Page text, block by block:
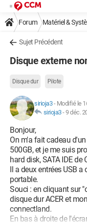
Forum Matériel &
Sujet Précédent
Disque externe
Disque dur Pilote
sirioja3- Modifié le
sirioja3-9 déc.
Bonjour,
On m'a fait cadeau
500GB, et je me suis
hard disk, SATA IDE de
Il a deux entrées USB
portable.
Souci : en cliquant sur
disque dur ACER et
connectland.
En bas à droite de